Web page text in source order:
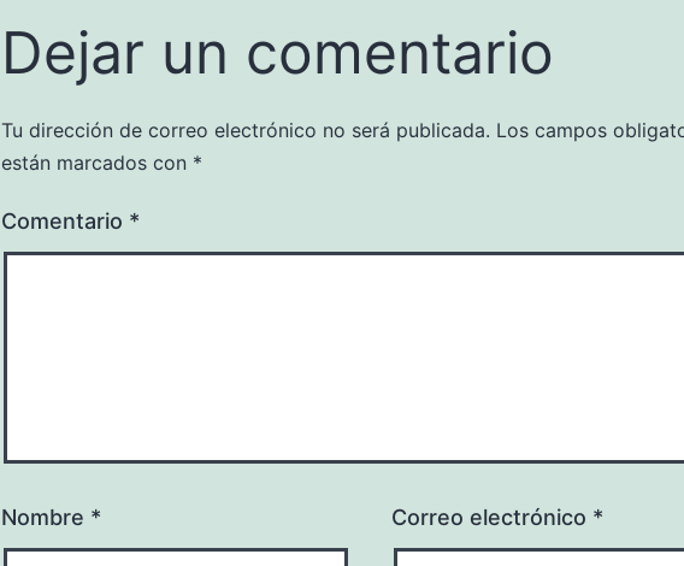
Dejar un comentario
Tu dirección de correo electrónico no será publicada. Los campos
están marcados con *
Comentario *
Nombre * Correo electrónico *